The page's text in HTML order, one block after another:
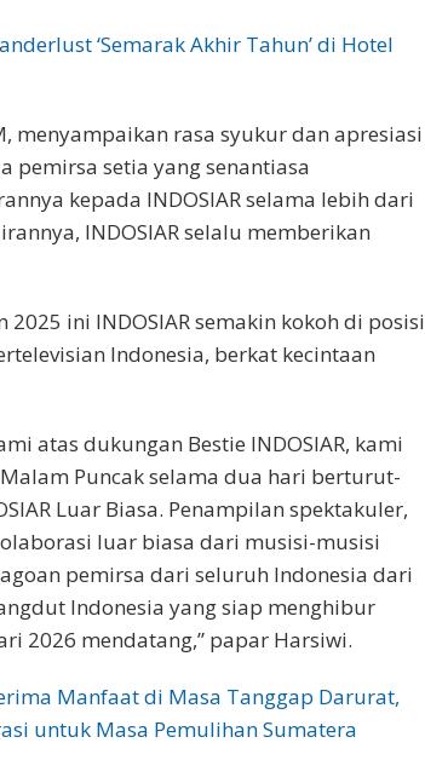
‘Semarak Akhir Tahun’ di Hotel
menyampaikan rasa syukur dan apresiasi
pemirsa setia yang senantiasa
kepada INDOSIAR selama lebih dari
INDOSIAR selalu memberikan
ini INDOSIAR semakin kokoh di posisi
Indonesia, berkat kecintaan
atas dukungan Bestie INDOSIAR, kami
Puncak selama dua hari berturut-
Luar Biasa. Penampilan spektakuler,
luar biasa dari musisi-musisi
pemirsa dari seluruh Indonesia dari
Indonesia yang siap menghibur
2026 mendatang,” papar Harsiwi.
Manfaat di Masa Tanggap Darurat,
untuk Masa Pemulihan Sumatera